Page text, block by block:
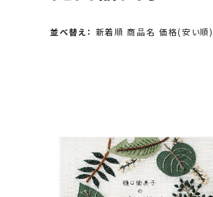
並べ替え： 新着順 商品名 価格(安い順)